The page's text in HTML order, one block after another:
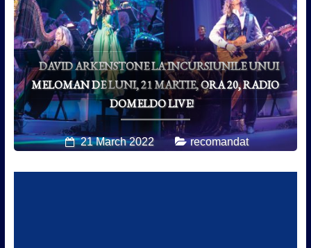
DAVID ARKENSTONE LA INCURSIUNILE UNUI
MELOMAN DE LUNI, 21 MARTIE, ORA 20, RADIO
DOMELDO LIVE!
21 March 2022 recomandat